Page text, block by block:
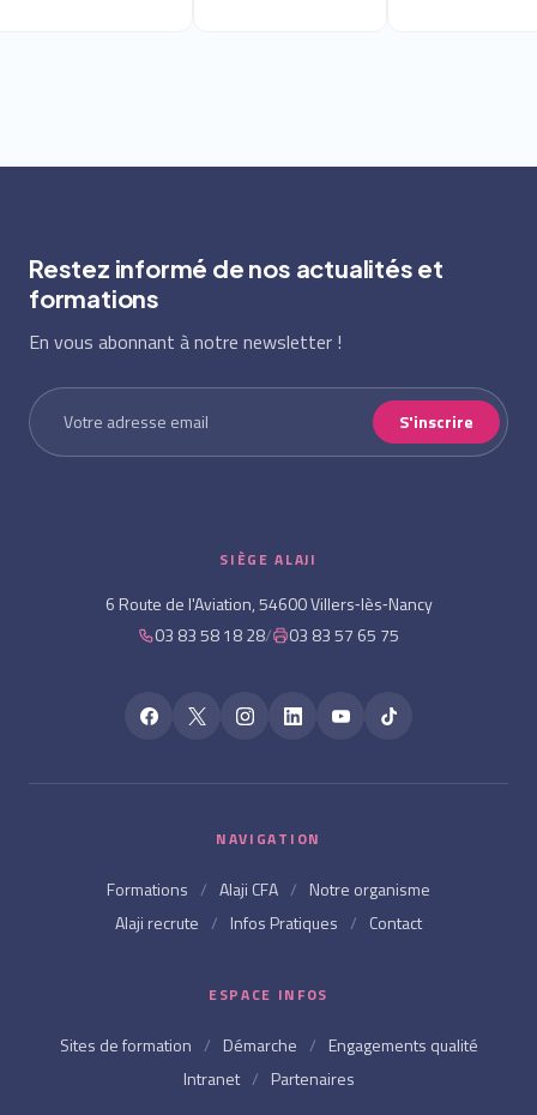
Restez informé de nos actualités et
formations
En vous abonnant à notre newsletter !
S'inscrire
SIÈGE ALAJI
6 Route de l'Aviation, 54600 Villers‑lès‑Nancy
03 83 58 18 28/ 03 83 57 65 75
NAVIGATION
Formations / Alaji CFA / Notre organisme
Alaji recrute / Infos Pratiques / Contact
ESPACE INFOS
Sites de formation / Démarche / Engagements qualité
Intranet / Partenaires